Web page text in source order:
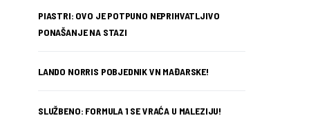
PIASTRI: OVO JE POTPUNO NEPRIHVATLJIVO
PONAŠANJE NA STAZI
LANDO NORRIS POBJEDNIK VN MAĐARSKE!
SLUŽBENO: FORMULA 1 SE VRAĆA U MALEZIJU!